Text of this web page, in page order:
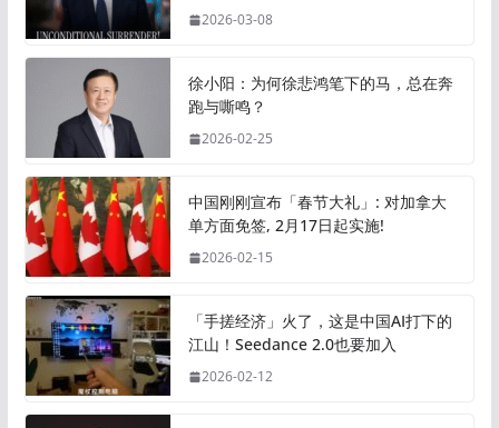
2026-03-08
徐小阳：为何徐悲鸿笔下的马，总在奔
跑与嘶鸣？
2026-02-25
中国刚刚宣布「春节大礼」: 对加拿大
单方面免签, 2月17日起实施!
2026-02-15
「手搓经济」火了，这是中国AI打下的
江山！Seedance 2.0也要加入
2026-02-12